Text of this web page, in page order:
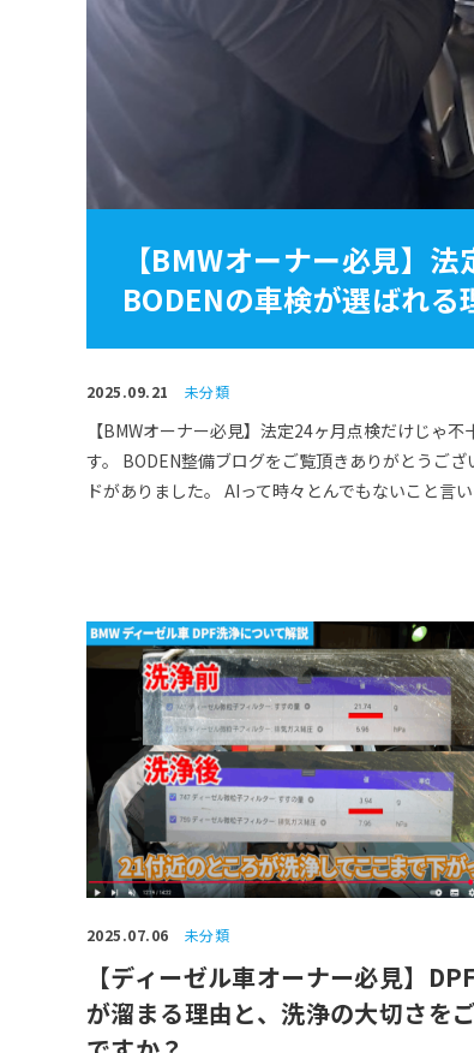
【BMWオーナー必見】
BODENの車検が選ばれる
2025.09.21 未分類
【BMWオーナー必見】法定24ヶ月点検だけじゃ
す。 BODEN整備ブログをご覧頂きありがとうご
ドがありました。 AIって時々とんでもないこと言
2025.07.06 未分類
【ディーゼル車オーナー必見】
が溜まる理由と、洗浄の大切さを